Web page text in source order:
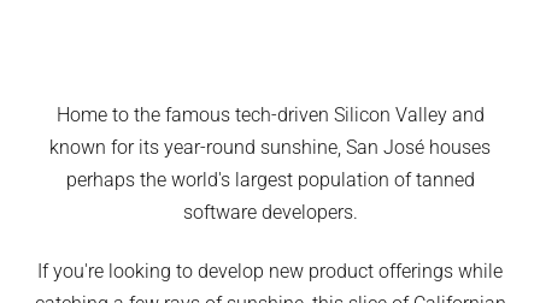
Home to the famous tech-driven Silicon Valley and
known for its year-round sunshine, San José houses
perhaps the world's largest population of tanned
software developers.
If you're looking to develop new product offerings while